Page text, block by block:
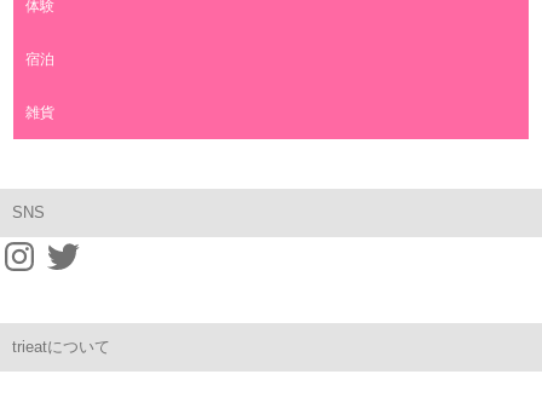
体験
宿泊
雑貨
SNS
trieatについて